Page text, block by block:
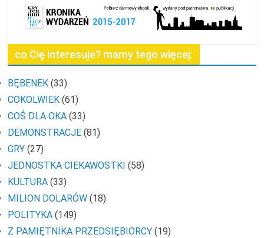
co Cię interesuje? mamy tego więcej:
BĘBENEK (33)
COKOLWIEK (61)
COŚ DLA OKA (33)
DEMONSTRACJE (81)
GRY (27)
JEDNOSTKA CIEKAWOSTKI (58)
KULTURA (33)
MILION DOLARÓW (18)
POLITYKA (149)
Z PAMIĘTNIKA PRZEDSIĘBIORCY (19)